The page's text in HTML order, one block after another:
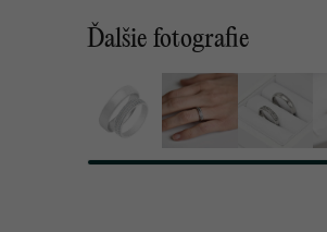
Ďalšie fotografie